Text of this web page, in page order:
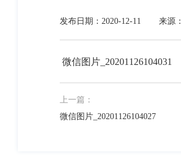
发布日期：2020-12-11 来源：
微信图片_20201126104031
上一篇：
微信图片_20201126104027